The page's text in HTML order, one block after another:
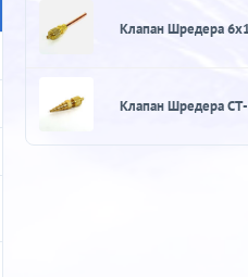
Клапан Шредера
Клапан Шредера